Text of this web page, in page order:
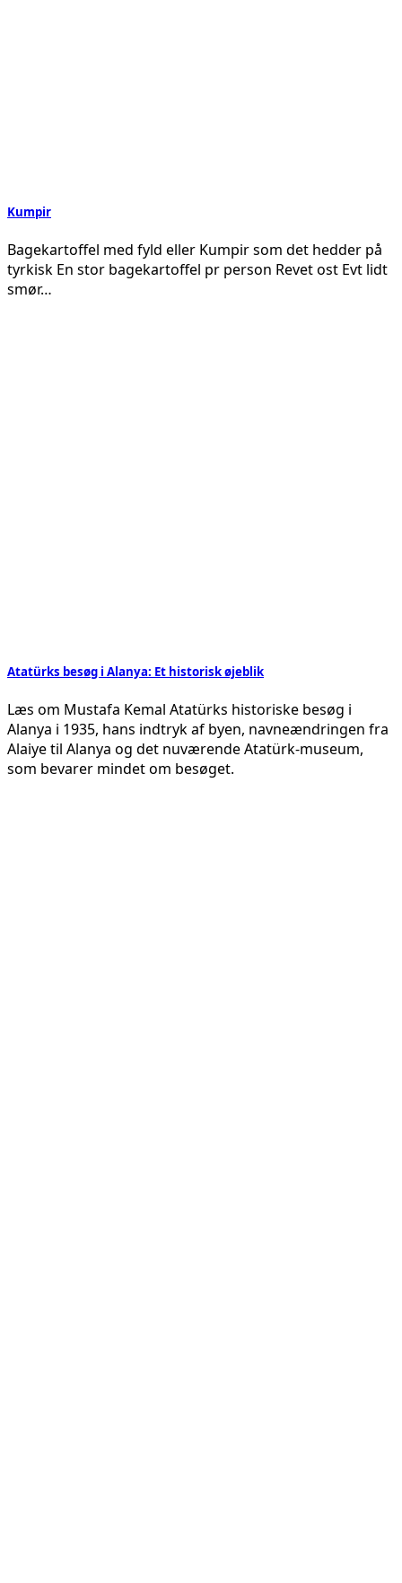
Kumpir
Bagekartoffel med fyld eller Kumpir som det hedder på
tyrkisk En stor bagekartoffel pr person Revet ost Evt lidt
smør…
Atatürks besøg i Alanya: Et historisk øjeblik
Læs om Mustafa Kemal Atatürks historiske besøg i
Alanya i 1935, hans indtryk af byen, navneændringen fra
Alaiye til Alanya og det nuværende Atatürk-museum,
som bevarer mindet om besøget.